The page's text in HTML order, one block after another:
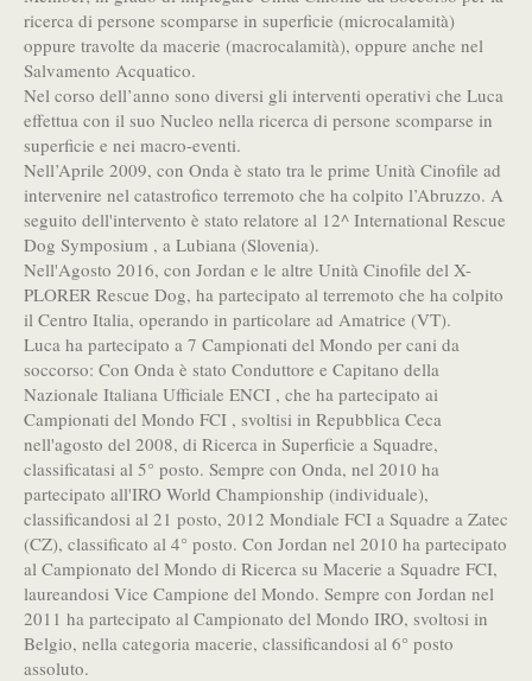
ricerca di persone scomparse in superficie (microcalamità)
oppure travolte da macerie (macrocalamità), oppure anche nel
Salvamento Acquatico.
Nel corso dell’anno sono diversi gli interventi operativi che Luca
effettua con il suo Nucleo nella ricerca di persone scomparse in
superficie e nei macro-eventi.
Nell’Aprile 2009, con Onda è stato tra le prime Unità Cinofile ad
intervenire nel catastrofico terremoto che ha colpito l’Abruzzo. A
seguito dell'intervento è stato relatore al 12^ International Rescue
Dog Symposium , a Lubiana (Slovenia).
Nell'Agosto 2016, con Jordan e le altre Unità Cinofile del X-
PLORER Rescue Dog, ha partecipato al terremoto che ha colpito
il Centro Italia, operando in particolare ad Amatrice (VT).
Luca ha partecipato a 7 Campionati del Mondo per cani da
soccorso: Con Onda è stato Conduttore e Capitano della
Nazionale Italiana Ufficiale ENCI , che ha partecipato ai
Campionati del Mondo FCI , svoltisi in Repubblica Ceca
nell'agosto del 2008, di Ricerca in Superficie a Squadre,
classificatasi al 5° posto. Sempre con Onda, nel 2010 ha
partecipato all'IRO World Championship (individuale),
classificandosi al 21 posto, 2012 Mondiale FCI a Squadre a Zatec
(CZ), classificato al 4° posto. Con Jordan nel 2010 ha partecipato
al Campionato del Mondo di Ricerca su Macerie a Squadre FCI,
laureandosi Vice Campione del Mondo. Sempre con Jordan nel
2011 ha partecipato al Campionato del Mondo IRO, svoltosi in
Belgio, nella categoria macerie, classificandosi al 6° posto
assoluto.